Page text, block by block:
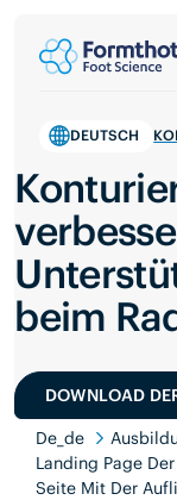
DEUTSCH
beim
DOWNLOAD
De_de
Landing Page
Seite Mit Der